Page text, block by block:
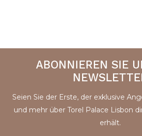
ABONNIEREN SIE
Seien Sie der Erste, der exklusive
und mehr über Torel Palace Lisbon
erhält.